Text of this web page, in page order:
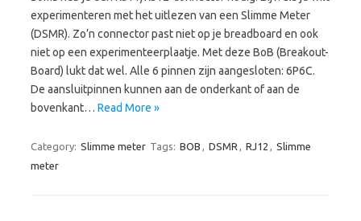
experimenteren met het uitlezen van een Slimme Meter
(DSMR). Zo’n connector past niet op je breadboard en ook
niet op een experimenteerplaatje. Met deze BoB (Breakout-
Board) lukt dat wel. Alle 6 pinnen zijn aangesloten: 6P6C.
De aansluitpinnen kunnen aan de onderkant of aan de
bovenkant… Read More »
Category: Slimme meter Tags: BOB DSMR RJ12
Slimme
meter